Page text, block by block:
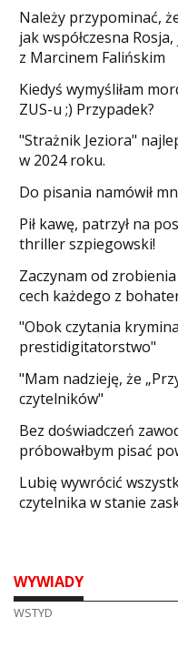
Należy przypominać,
jak współczesna
z Marcinem Falińskim
Kiedyś wymyśliłam
ZUS-u ;) Przypadek?
"Strażnik Jeziora"
w 2024 roku.
Do pisania namówił
​Pił kawę, patrzył na
thriller szpiegowski!
Zaczynam od
cech każdego z
"Obok czytania
prestidigitatorstwo"
"Mam nadzieję, że
czytelników"
Bez doświadczeń
próbowałbym pisać
​Lubię wywrócić
czytelnika w stanie
WYWIADY
WSTYD